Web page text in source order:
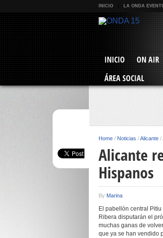
INICIO LA ONDA
INICIO ON AIR
ÁREA SOCIAL
Home / Noticias /Alicante /
Alicante
Hispanos
By Marina
El pabellón central
Ribera disputarán el
muchas ganas de
que ya se han vendido